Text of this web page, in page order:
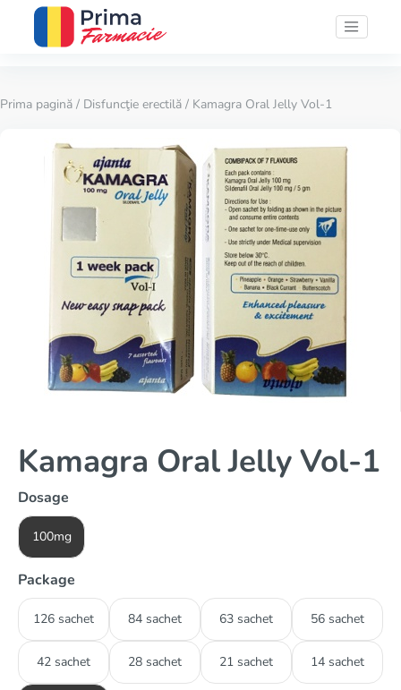
Prima pagină / Disfuncţie erectilă / Kamagra Oral Jelly Vol-1
Kamagra Oral Jelly Vol-1
Dosage
100mg
Package
126 sachet 84 sachet 63 sachet 56 sachet
42 sachet 28 sachet 21 sachet 14 sachet